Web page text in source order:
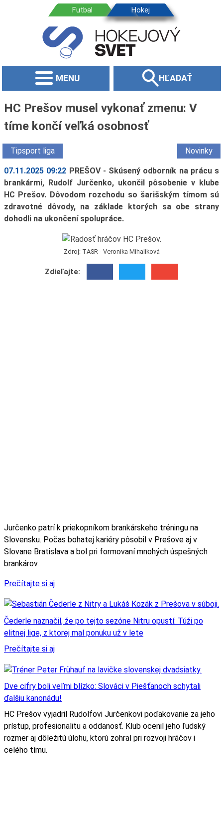
MENU HĽADAŤ
HC Prešov musel vykonať zmenu: V
tíme končí veľká osobnosť
Tipsport liga Novinky
07.11.2025 09:22 PREŠOV - Skúsený odborník na prácu s
brankármi, Rudolf Jurčenko, ukončil pôsobenie v klube
HC Prešov. Dôvodom rozchodu so šarišským tímom sú
zdravotné dôvody, na základe ktorých sa obe strany
dohodli na ukončení spolupráce.
Zdroj: TASR - Veronika Mihaliková
Zdieľajte:
Jurčenko patrí k priekopníkom brankárskeho tréningu na
Slovensku. Počas bohatej kariéry pôsobil v Prešove aj v
Slovane Bratislava a bol pri formovaní mnohých úspešných
brankárov.
Prečítajte si aj
Čederle naznačil, že po tejto sezóne Nitru opustí: Túži po
elitnej lige, z ktorej mal ponuku už v lete
Prečítajte si aj
Dve cifry boli veľmi blízko: Slováci v Piešťanoch schytali
ďalšiu kanonádu!
HC Prešov vyjadril Rudolfovi Jurčenkovi poďakovanie za jeho
prístup, profesionalitu a oddanosť. Klub ocenil jeho ľudský
rozmer aj dôležitú úlohu, ktorú zohral pri rozvoji hráčov i
celého tímu.